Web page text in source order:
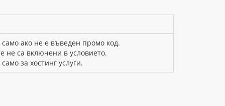
ако не е въведен промо код.
не са включени в условието.
за хостинг услуги.